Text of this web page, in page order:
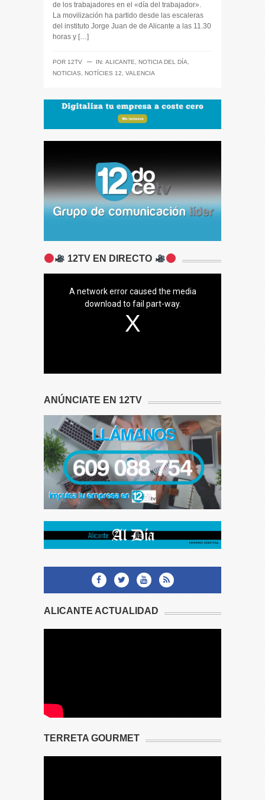
de los trabajadores en el «día del trabajador».
La movilización ha partido desde las escaleras
del instituto Jorge Juan de de Alicante a las 11.30
horas y […]
POR 12TV ─ IN: ALICANTE, NOTICIA DEL DÍA,
NOTICIAS, NOTÍCIES 12, VALENCIA
12TV EN DIRECTO
A network error caused the media
download to fail part-way.
ANÚNCIATE EN 12TV
ALICANTE ACTUALIDAD
TERRETA GOURMET